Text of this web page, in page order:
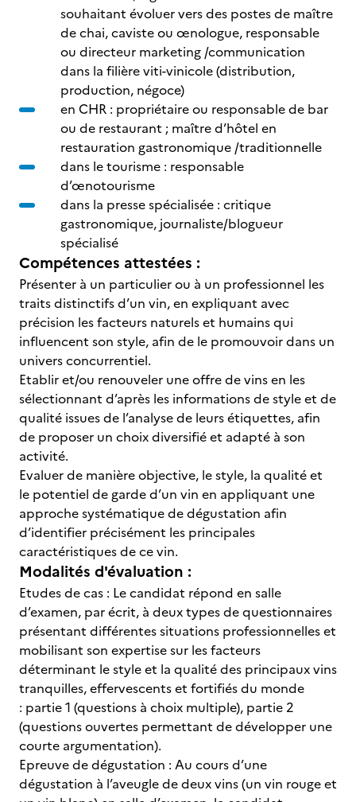
souhaitant évoluer vers des postes de maître
de chai, caviste ou œnologue, responsable
ou directeur marketing /communication
dans la filière viti-vinicole (distribution,
production, négoce)
en CHR : propriétaire ou responsable de bar
ou de restaurant ; maître d’hôtel en
restauration gastronomique /traditionnelle
dans le tourisme : responsable
d’œnotourisme
dans la presse spécialisée : critique
gastronomique, journaliste/blogueur
spécialisé
Compétences attestées :
Présenter à un particulier ou à un professionnel les
traits distinctifs d’un vin, en expliquant avec
précision les facteurs naturels et humains qui
influencent son style, afin de le promouvoir dans un
univers concurrentiel.
Etablir et/ou renouveler une offre de vins en les
sélectionnant d’après les informations de style et de
qualité issues de l’analyse de leurs étiquettes, afin
de proposer un choix diversifié et adapté à son
activité.
Evaluer de manière objective, le style, la qualité et
le potentiel de garde d’un vin en appliquant une
approche systématique de dégustation afin
d’identifier précisément les principales
caractéristiques de ce vin.
Modalités d'évaluation :
Etudes de cas : Le candidat répond en salle
d’examen, par écrit, à deux types de questionnaires
présentant différentes situations professionnelles et
mobilisant son expertise sur les facteurs
déterminant le style et la qualité des principaux vins
tranquilles, effervescents et fortifiés du monde
: partie 1 (questions à choix multiple), partie 2
(questions ouvertes permettant de développer une
courte argumentation).
Epreuve de dégustation : Au cours d’une
dégustation à l’aveugle de deux vins (un vin rouge et